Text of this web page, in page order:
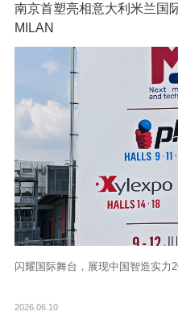
南京首塑亮相意大利米兰国
MILAN
闪耀国际舞台，展现中国智造实
2026.06.10